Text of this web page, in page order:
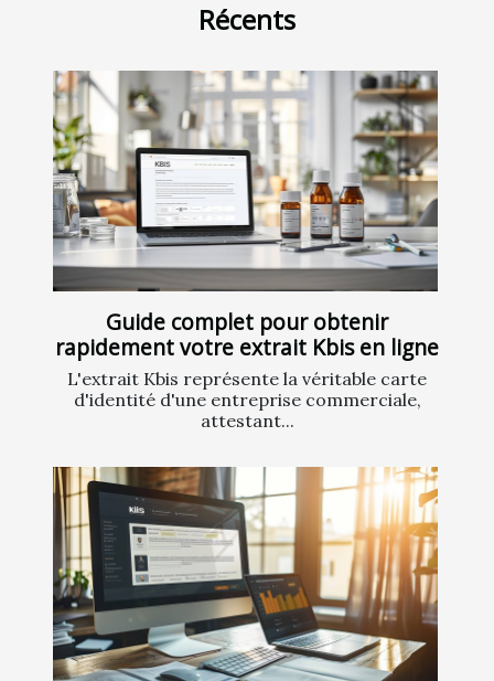
Récents
Guide complet pour obtenir
rapidement votre extrait Kbis en ligne
L'extrait Kbis représente la véritable carte
d'identité d'une entreprise commerciale,
attestant...